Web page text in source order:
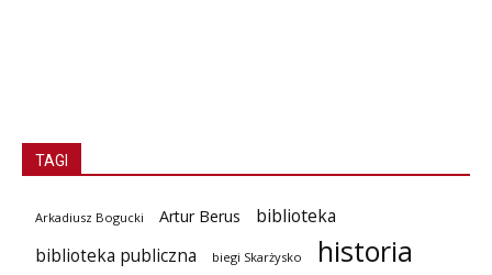
TAGI
Arkadiusz Bogucki Artur Berus
biblioteka
biblioteka publiczna
biegi Skarżysko historia